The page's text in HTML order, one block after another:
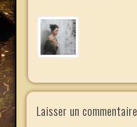
Laisser un commentaire